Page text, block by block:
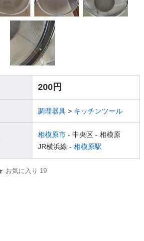
200円
調理器具 > キッチンツール
相模原市 - 中央区 - 相模原
JR横浜線 - 相模原駅
お気に入り 19